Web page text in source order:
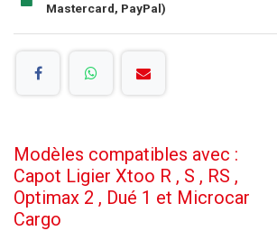
Mastercard, PayPal)
Modèles compatibles avec :
Capot Ligier Xtoo R , S , RS ,
Optimax 2 , Dué 1 et Microcar
Cargo